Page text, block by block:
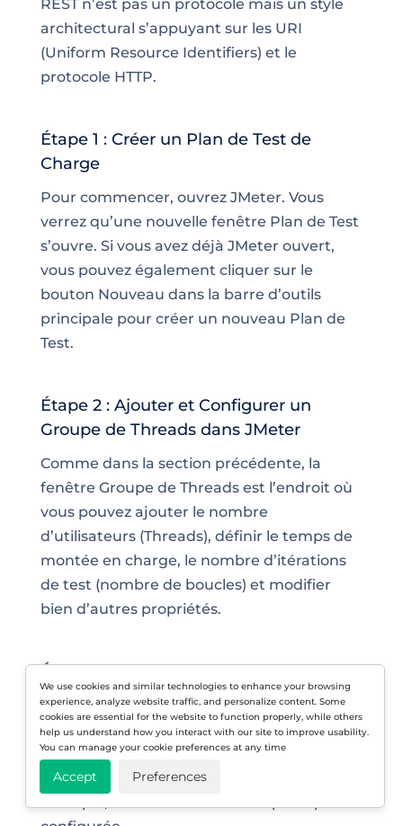
REST n’est pas un protocole mais un style
architectural s’appuyant sur les URI
(Uniform Resource Identifiers) et le
protocole HTTP.
Étape 1 : Créer un Plan de Test de
Charge
Pour commencer, ouvrez JMeter. Vous
verrez qu’une nouvelle fenêtre Plan de Test
s’ouvre. Si vous avez déjà JMeter ouvert,
vous pouvez également cliquer sur le
bouton Nouveau dans la barre d’outils
principale pour créer un nouveau Plan de
Test.
Étape 2 : Ajouter et Configurer un
Groupe de Threads dans JMeter
Comme dans la section précédente, la
fenêtre Groupe de Threads est l’endroit où
vous pouvez ajouter le nombre
d’utilisateurs (Threads), définir le temps de
montée en charge, le nombre d’itérations
de test (nombre de boucles) et modifier
bien d’autres propriétés.
Étape 3 : Configurer le Sampler
Ensuite, nous devons ajouter le Sampler.
Vous pouvez choisir parmi certains
Samplers pré-configurés dans JMeter ou
sélectionner l’un des vôtres. Pour cet
We use cookies and similar technologies to enhance your browsing
experience, analyze website traffic, and personalize content. Some
cookies are essential for the website to function properly, while others
help us understand how you interact with our site to improve usability.
You can manage your cookie preferences at any time
Accept Preferences